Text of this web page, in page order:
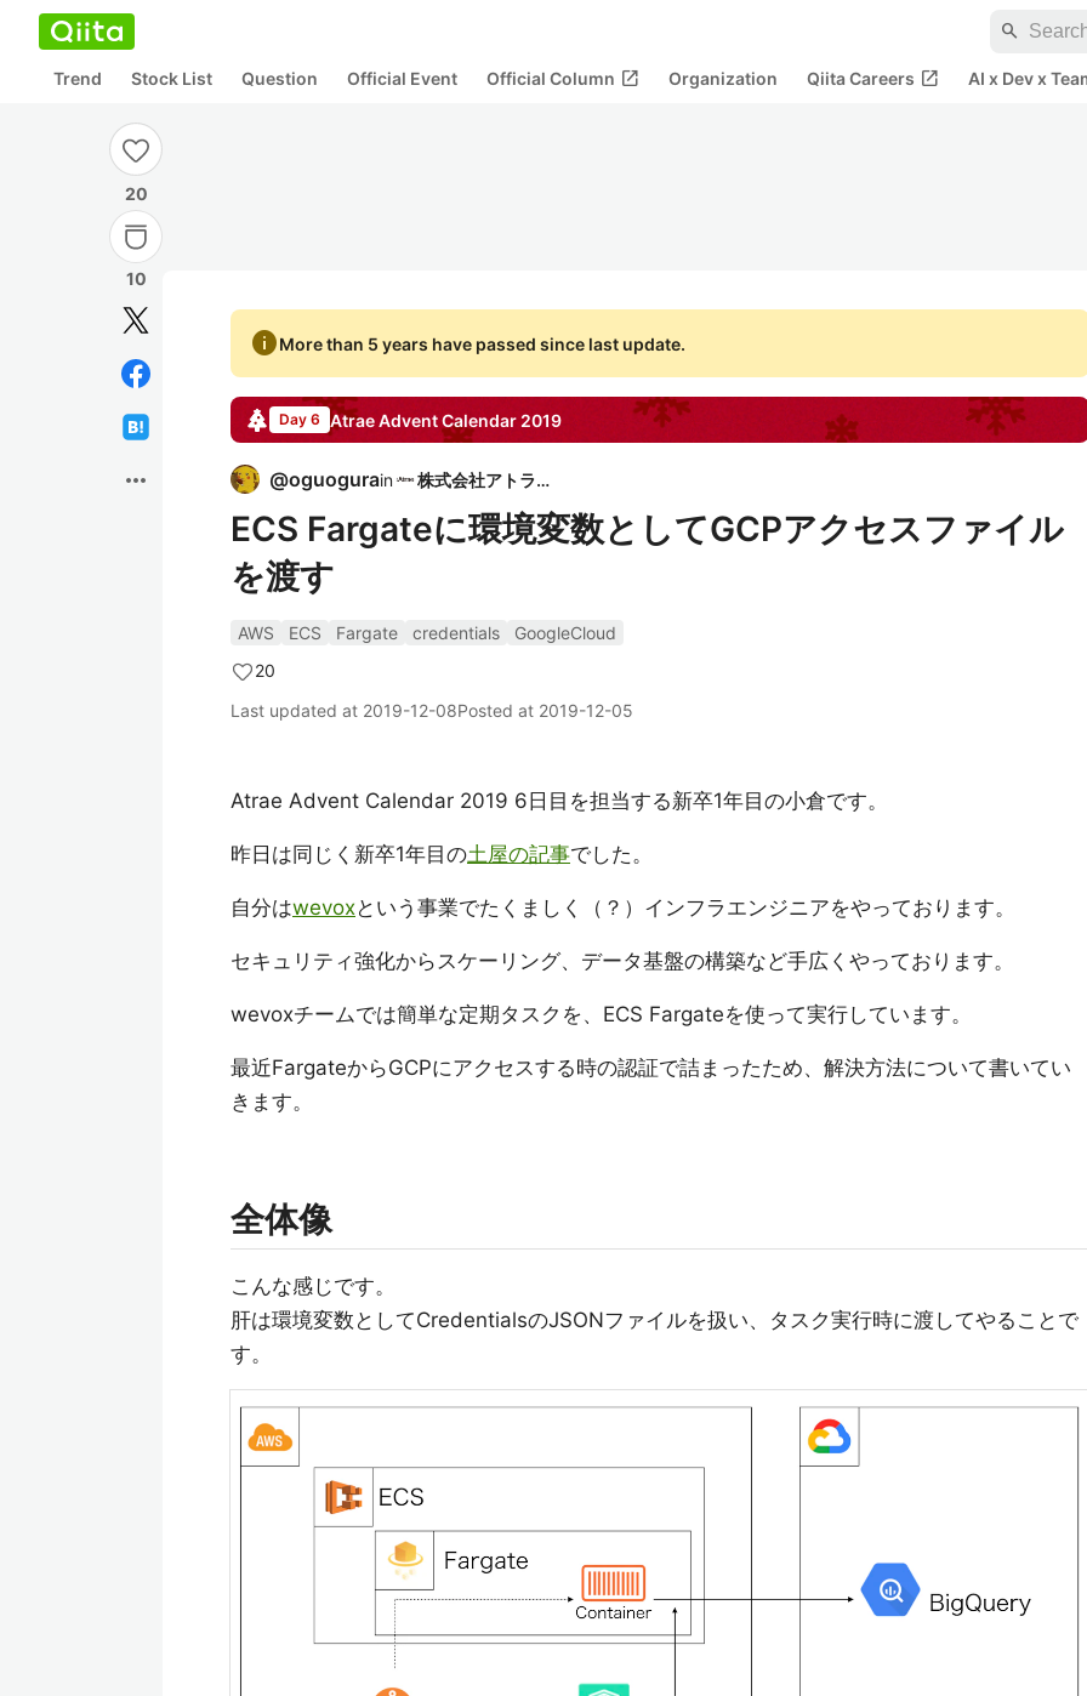
search
Trend Stock List Question Official Event Official Column open_in_new Organization Qiita Careers open_in_new AI x Dev x
20
10
more_horiz
infoMore than 5 years have passed since last update.
Day 6 AtraeAdvent Calendar 2019
@oguogurain 株式会社アトラエ
ECS Fargateに環境変数としてGCPアクセスファイル
を渡す
AWS ECS Fargate credentials
GoogleCloud
20
Last updated at 2019-12-08Posted at 2019-12-05
Atrae Advent Calendar 2019 6日目を担当する新卒1年目の小倉です。
昨日は同じく新卒1年目の土屋の記事でした。
自分はwevoxという事業でたくましく（？）インフラエンジニアをやっております。
セキュリティ強化からスケーリング、データ基盤の構築など手広くやっております。
wevoxチームでは簡単な定期タスクを、ECS Fargateを使って実行しています。
最近FargateからGCPにアクセスする時の認証で詰まったため、解決方法について書いてい
きます。
全体像
こんな感じです。
肝は環境変数としてCredentialsのJSONファイルを扱い、タスク実行時に渡してやることで
す。